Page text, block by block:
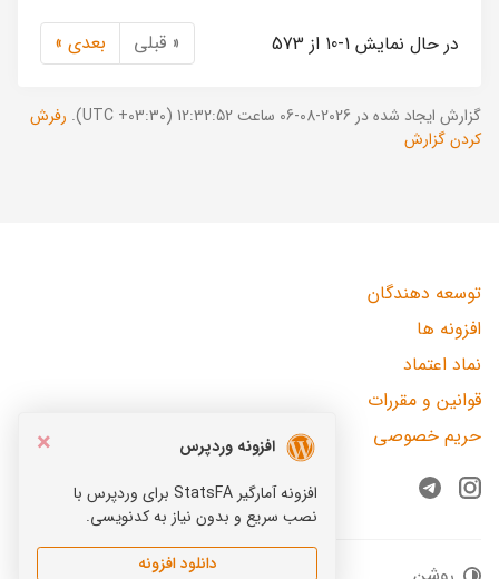
در حال نمایش 1-10 از 573 « قبلی بعدی »
گزارش ایجاد شده در 2026-08-06 ساعت 12:32:52 (UTC +03:30).
رفرش
کردن گزارش
×
افزونه وردپرس
افزونه آمارگیر StatsFA برای وردپرس با
نصب سریع و بدون نیاز به کدنویسی.
دانلود افزونه
توسعه دهندگان
افزونه ها
نماد اعتماد
قوانین و مقررات
حریم خصوصی
Instagram
Telegram